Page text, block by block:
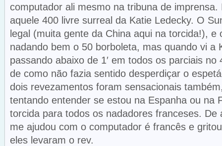
computador ali mesmo na tribuna de imprensa.
aquele 400 livre surreal da Katie Ledecky. O
legal (muita gente da China aqui na torcida!), e
nadando bem o 50 borboleta, mas quando vi a
passando abaixo de 1′ em todos os parciais
de como não fazia sentido desperdiçar o
dois revezamentos foram sensacionais
tentando entender se estou na Espanha ou na
torcida para todos os nadadores franceses. De
me ajudou com o computador é francês e
eles levaram o rev.